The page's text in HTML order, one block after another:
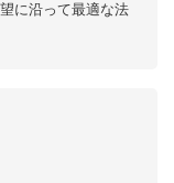
に沿って最適な法